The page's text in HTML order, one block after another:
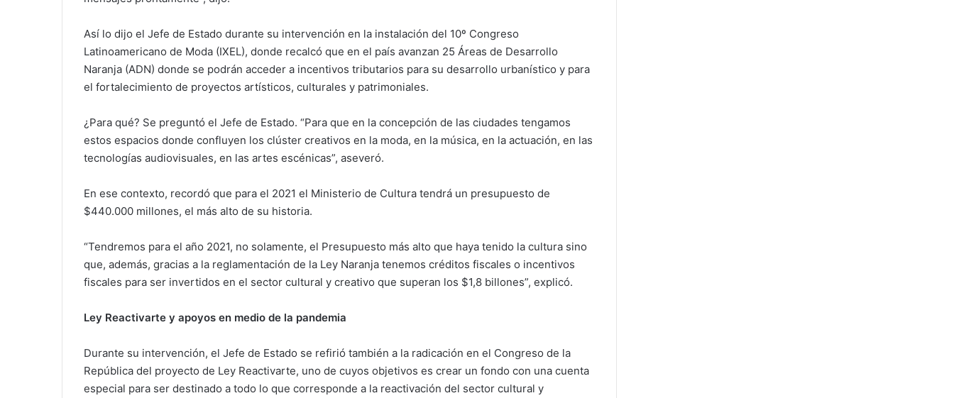
Así lo dijo el Jefe de Estado durante su intervención en la instalación del 10º Congreso
Latinoamericano de Moda (IXEL), donde recalcó que en el país avanzan 25 Áreas de Desarrollo
Naranja (ADN) donde se podrán acceder a incentivos tributarios para su desarrollo urbanístico y para
el fortalecimiento de proyectos artísticos, culturales y patrimoniales.
¿Para qué? Se preguntó el Jefe de Estado. “Para que en la concepción de las ciudades tengamos
estos espacios donde confluyen los clúster creativos en la moda, en la música, en la actuación, en las
tecnologías audiovisuales, en las artes escénicas”, aseveró.
En ese contexto, recordó que para el 2021 el Ministerio de Cultura tendrá un presupuesto de
$440.000 millones, el más alto de su historia.
“Tendremos para el año 2021, no solamente, el Presupuesto más alto que haya tenido la cultura sino
que, además, gracias a la reglamentación de la Ley Naranja tenemos créditos fiscales o incentivos
fiscales para ser invertidos en el sector cultural y creativo que superan los $1,8 billones”, explicó.
Ley Reactivarte y apoyos en medio de la pandemia
Durante su intervención, el Jefe de Estado se refirió también a la radicación en el Congreso de la
República del proyecto de Ley Reactivarte, uno de cuyos objetivos es crear un fondo con una cuenta
especial para ser destinado a todo lo que corresponde a la reactivación del sector cultural y